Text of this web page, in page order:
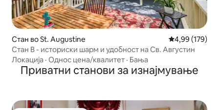
Стан во St. Augustine Просечна
4,99 (179)
Стан В - историски шарм и удобност на Св. Августин
Локација · Однос цена/квалитет · Бања
Приватни станови за изнајмување